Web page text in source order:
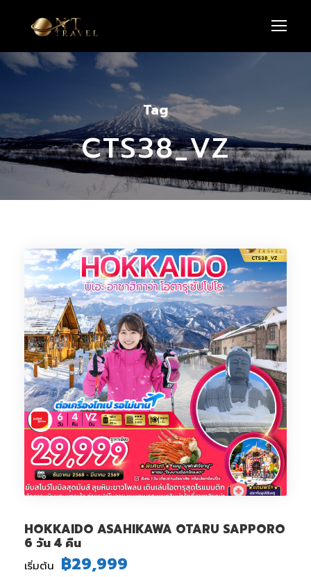
Tag
CTS38_VZ
HOKKAIDO ASAHIKAWA OTARU SAPPORO
6 วัน 4 คืน
เริ่มต้น ฿29,999